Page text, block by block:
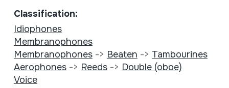
Classification:
Idiophones
Membranophones
Membranophones-> Beaten -> Tambourines
Aerophones-> Reeds-> Double (oboe)
Voice